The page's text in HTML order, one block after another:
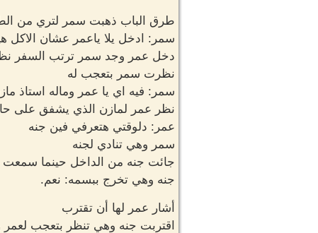
طرق الباب ذهبت سمر لتري من
سمر: ادخل يلا ياعمر عشان الاكل
دخل عمر وجد سمر ترتب السفر
نظرت سمر بتعجب له
سمر: فيه اي يا عمر وماله استاذ
نظر عمر لمازن الذي يشفق على
عمر: دلوقتي هتعرفي فين جنه
سمر وهي تنادي لجنه
جائت جنه من الداخل حينما
جنه وهي تخرج ببسمه: نعم.
أشار عمر لها أن تقترب
اقتربت جنه وهي تنظر بتعجب لعمر